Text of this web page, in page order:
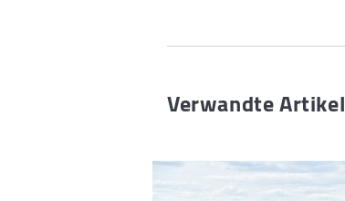
Verwandte Artikel